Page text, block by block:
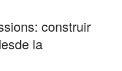
construir
la